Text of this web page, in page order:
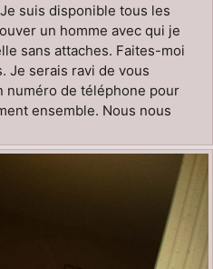
suis disponible tous les
un homme avec qui je
sans attaches. Faites-moi
Je serais ravi de vous
numéro de téléphone pour
ensemble. Nous nous